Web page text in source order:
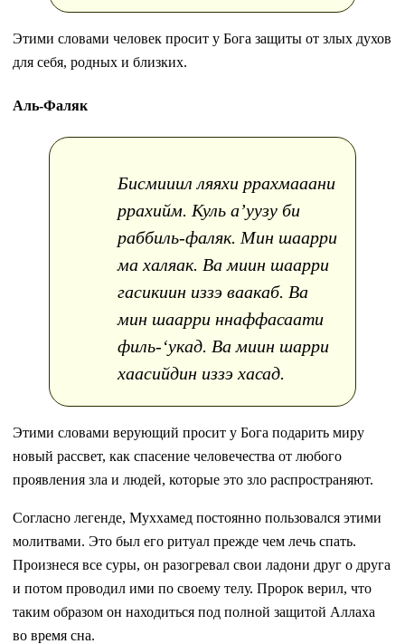
Этими словами человек просит у Бога защиты от злых духов
для себя, родных и близких.
Аль-Фаляк
Бисмииил ляяхи ррахмааани
ррахийм. Куль а’уузу би
раббиль-фаляк. Мин шаарри
ма халяак. Ва миин шаарри
гасикиин иззэ ваакаб. Ва
мин шаарри ннаффасаати
филь-‘укад. Ва миин шарри
хаасийдин иззэ хасад.
Этими словами верующий просит у Бога подарить миру
новый рассвет, как спасение человечества от любого
проявления зла и людей, которые это зло распространяют.
Согласно легенде, Муххамед постоянно пользовался этими
молитвами. Это был его ритуал прежде чем лечь спать.
Произнеся все суры, он разогревал свои ладони друг о друга
и потом проводил ими по своему телу. Пророк верил, что
таким образом он находиться под полной защитой Аллаха
во время сна.